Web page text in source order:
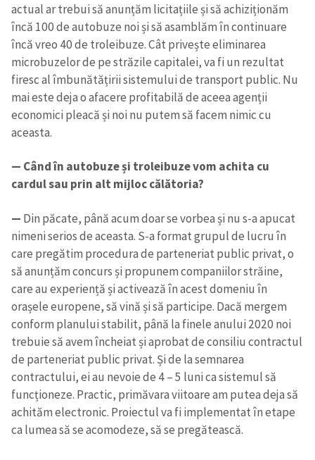
actual ar trebui să anunțăm licitațiile și să achiziționăm
încă 100 de autobuze noi și să asamblăm în continuare
încă vreo 40 de troleibuze. Cât privește eliminarea
microbuzelor de pe străzile capitalei, va fi un rezultat
firesc al îmbunătățirii sistemului de transport public. Nu
mai este deja o afacere profitabilă de aceea agenții
economici pleacă și noi nu putem să facem nimic cu
aceasta.
— Când în autobuze și troleibuze vom achita cu
cardul sau prin alt mijloc călătoria?
— Din păcate, până acum doar se vorbea și nu s-a apucat
nimeni serios de aceasta. S-a format grupul de lucru în
care pregătim procedura de parteneriat public privat, o
să anunțăm concurs și propunem companiilor străine,
care au experiență și activează în acest domeniu în
orașele europene, să vină și să participe. Dacă mergem
conform planului stabilit, până la finele anului 2020 noi
trebuie să avem încheiat și aprobat de consiliu contractul
de parteneriat public privat. Și de la semnarea
contractului, ei au nevoie de 4 – 5 luni ca sistemul să
funcționeze. Practic, primăvara viitoare am putea deja să
achităm electronic. Proiectul va fi implementat în etape
ca lumea să se acomodeze, să se pregătească.
ȘTIREA MEA
Titlu știre
+ Adaugă titlu
Fotografie
+ Încarcă imagine
Link media
+ Link media